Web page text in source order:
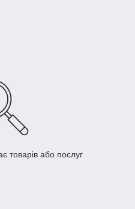
товарів або послуг